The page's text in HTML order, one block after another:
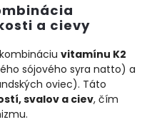
a cievy
vitamínu K2
sójového syra natto) a
oviec). Táto
svalov a ciev, čím